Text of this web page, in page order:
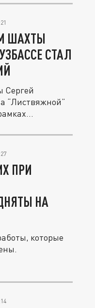
ШАХТЫ
СТАЛ
Сергей
“Листвяжной”
ПРИ
НА
которые